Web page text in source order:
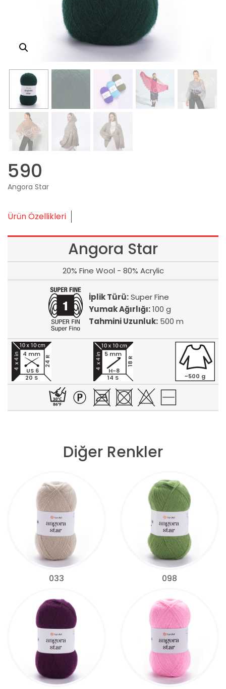
590
Angora Star
Ürün Özellikleri
Angora Star
20% Fine Wool - 80% Acrylic
İplik Türü:Super Fine
Yumak Ağırlığı:100 g
Tahmini Uzunluk: 500 m
20 S
24 R
4 mm
US 6
14 S
18 R
5 mm
H-8
~500 g
Diğer Renkler
033 098